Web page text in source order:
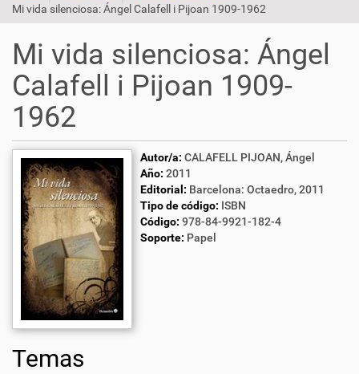
Mi vida silenciosa: Ángel Calafell i Pijoan 1909-1962
Mi vida silenciosa: Ángel
Calafell i Pijoan 1909-
1962
Autor/a: CALAFELL PIJOAN, Ángel
Año: 2011
Editorial: Barcelona: Octaedro, 2011
Tipo de código: ISBN
Código: 978-84-9921-182-4
Soporte: Papel
Temas